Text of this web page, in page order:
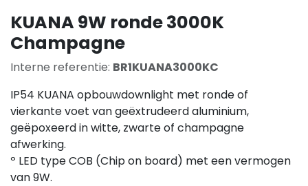
KUANA 9W ronde 3000K
Champagne
Interne referentie: BR1KUANA3000KC
IP54 KUANA opbouwdownlight met ronde of
vierkante voet van geëxtrudeerd aluminium,
geëpoxeerd in witte, zwarte of champagne
afwerking.
º LED type COB (Chip on board) met een vermogen
van 9W.